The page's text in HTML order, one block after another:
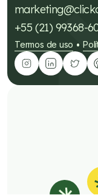
+55 (21) 99368-
Termos de uso •